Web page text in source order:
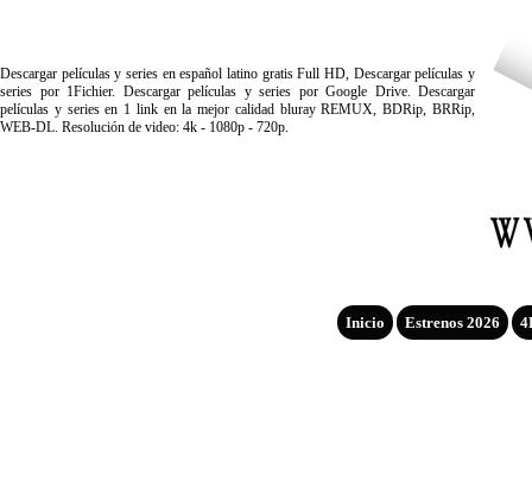
Descargar películas y series en español latino gratis Full HD, Descargar películas y
series por 1Fichier. Descargar películas y series por Google Drive. Descargar
películas y series en 1 link en la mejor calidad bluray REMUX, BDRip, BRRip,
WEB-DL. Resolución de video: 4k - 1080p - 720p.
Inicio Estrenos 2026